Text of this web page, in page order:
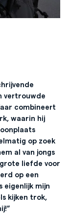
vertrouwde
combineert
waarin hij
op zoek
al van jongs
liefde voor
op een
eigenlijk mijn
kijken trok,